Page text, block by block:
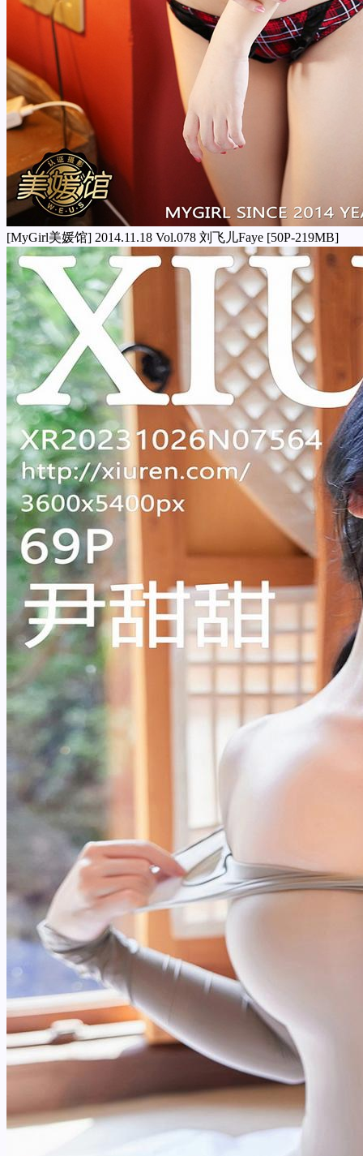
[MyGirl美媛馆] 2014.11.18 Vol.078 刘飞儿Faye [50P-219MB]